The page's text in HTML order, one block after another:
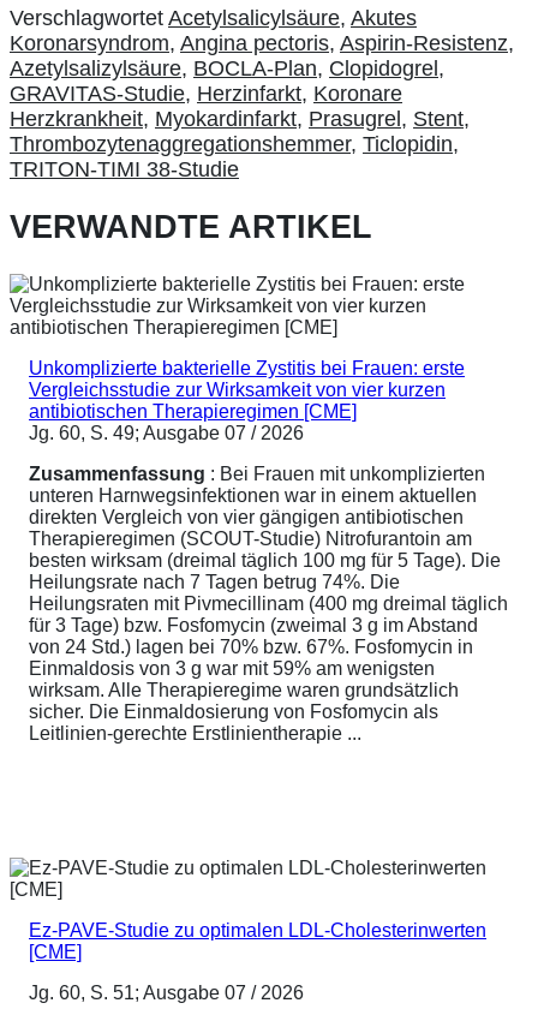
Verschlagwortet Acetylsalicylsäure, Akutes
Koronarsyndrom, Angina pectoris, Aspirin-Resistenz,
Azetylsalizylsäure, BOCLA-Plan, Clopidogrel,
GRAVITAS-Studie, Herzinfarkt, Koronare
Herzkrankheit, Myokardinfarkt, Prasugrel, Stent,
Thrombozytenaggregationshemmer, Ticlopidin,
TRITON-TIMI 38-Studie
VERWANDTE ARTIKEL
Unkomplizierte bakterielle Zystitis bei Frauen: erste
Vergleichsstudie zur Wirksamkeit von vier kurzen
antibiotischen Therapieregimen [CME]
Jg. 60, S. 49; Ausgabe 07 / 2026
Zusammenfassung : Bei Frauen mit unkomplizierten
unteren Harnwegsinfektionen war in einem aktuellen
direkten Vergleich von vier gängigen antibiotischen
Therapieregimen (SCOUT-Studie) Nitrofurantoin am
besten wirksam (dreimal täglich 100 mg für 5 Tage). Die
Heilungsrate nach 7 Tagen betrug 74%. Die
Heilungsraten mit Pivmecillinam (400 mg dreimal täglich
für 3 Tage) bzw. Fosfomycin (zweimal 3 g im Abstand
von 24 Std.) lagen bei 70% bzw. 67%. Fosfomycin in
Einmaldosis von 3 g war mit 59% am wenigsten
wirksam. Alle Therapieregime waren grundsätzlich
sicher. Die Einmaldosierung von Fosfomycin als
Leitlinien-gerechte Erstlinientherapie ...
Ez-PAVE-Studie zu optimalen LDL-Cholesterinwerten
[CME]
Jg. 60, S. 51; Ausgabe 07 / 2026